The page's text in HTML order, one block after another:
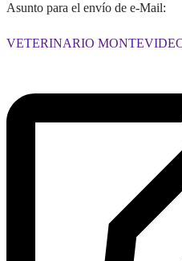
Asunto para el envío de e-Mail:
VETERINARIO